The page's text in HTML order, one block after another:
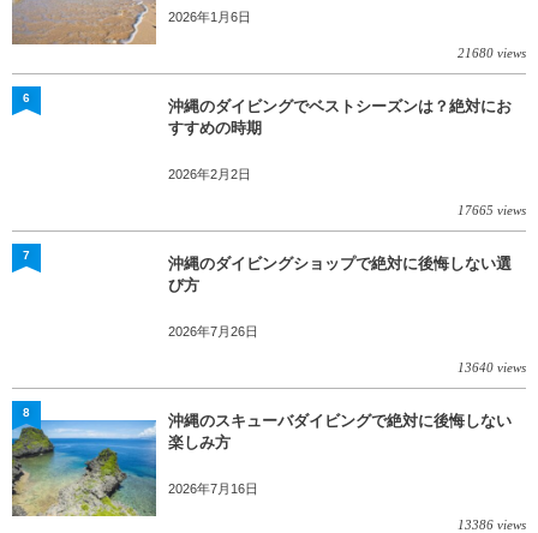
2026年1月6日
21680 views
沖縄のダイビングでベストシーズンは？絶対にお
すすめの時期
2026年2月2日
17665 views
6
沖縄のダイビングショップで絶対に後悔しない選
び方
2026年7月26日
13640 views
7
沖縄のスキューバダイビングで絶対に後悔しない
楽しみ方
2026年7月16日
13386 views
8